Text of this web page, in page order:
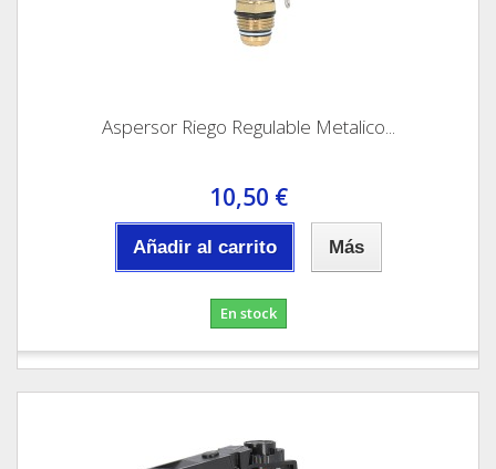
Aspersor Riego Regulable Metalico...
10,50 €
Añadir al carrito Más
En stock